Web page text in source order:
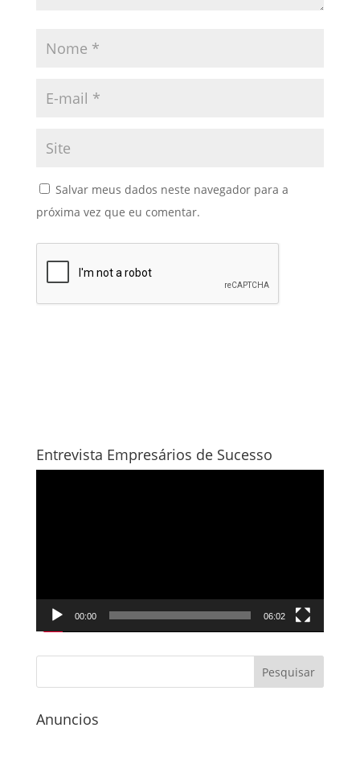
Salvar meus dados neste navegador para a
próxima vez que eu comentar.
Entrevista Empresários de Sucesso
00:00 06:02
Anuncios